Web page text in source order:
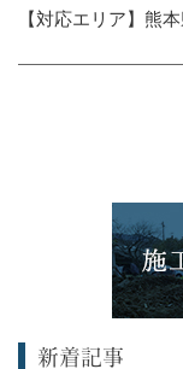
【対応エリア】熊
新着記事